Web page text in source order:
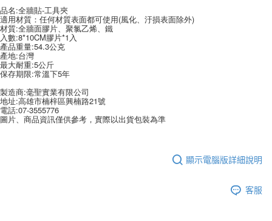
１．透過由恩沛科技股份有限公司提供之「AFTEE先享後付」服務完成之交
易，需依本服務之必要範圍內提供個人資料，並將交易相關給付款項請求債
權轉讓予恩沛科技股份有限公司。
２．關於個人資料處理事宜，請瀏覽以下網址：
https://aftee.tw/terms/#terms3
３．未成年的使用者請事先徵得法定代理人或監護人之同意方可使用
「AFTEE先享後付」，若未經同意申辦者引起之損失，本公司不負相關責
４．使用「AFTEE先享後付」時，將依據個別帳號之用戶狀況，依本公司即
時審查核予不同之上限額度；若仍有額度不足之情形，本公司將視審查結果
請求用戶進行身份認證。
５．嚴禁一人註冊多個帳號或使用他人資訊註冊。若發現惡意使用之情形，
每筆NT$120，滿NT$899(含以上)免運費
品名:全牆貼-工具夾
適用材質：任何材質表面都可使用(風化、汙損表面除外)
材質:全牆面膠片、聚氯乙烯、鐵
入數:8*10CM膠片*1入
產品重量:54.3公克
產地:台灣
最大耐重:5公斤
保存期限:常溫下5年
製造商:毫聖實業有限公司
地址:高雄市楠梓區興楠路21號
電話:07-3555776
圖片、商品資訊僅供參考，實際以出貨包裝為準
顯示電腦版詳細說明
客服